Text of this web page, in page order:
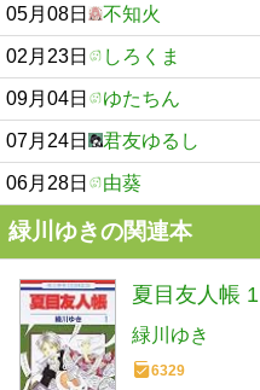
05月08日 不知火
02月23日 しろくま
09月04日 ゆたちん
07月24日 君友ゆるし
06月28日 由葵
緑川ゆきの関連本
夏目友人帳 1
緑川ゆき
6329